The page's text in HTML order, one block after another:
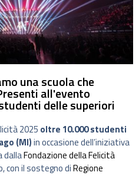
una scuola che
all'evento
delle superiori
2025 oltre 10.000 studenti
(MI)in occasione dell’iniziativa
dallaFondazione della Felicità
con il sostegno diRegione